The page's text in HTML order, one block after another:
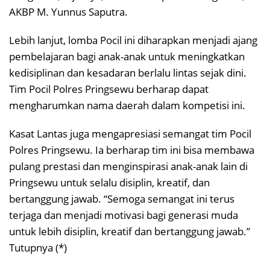
AKBP M. Yunnus Saputra.
Lebih lanjut, lomba Pocil ini diharapkan menjadi ajang
pembelajaran bagi anak-anak untuk meningkatkan
kedisiplinan dan kesadaran berlalu lintas sejak dini.
Tim Pocil Polres Pringsewu berharap dapat
mengharumkan nama daerah dalam kompetisi ini.
Kasat Lantas juga mengapresiasi semangat tim Pocil
Polres Pringsewu. Ia berharap tim ini bisa membawa
pulang prestasi dan menginspirasi anak-anak lain di
Pringsewu untuk selalu disiplin, kreatif, dan
bertanggung jawab. “Semoga semangat ini terus
terjaga dan menjadi motivasi bagi generasi muda
untuk lebih disiplin, kreatif dan bertanggung jawab.”
Tutupnya (*)